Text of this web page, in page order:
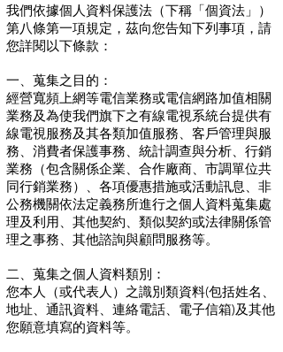
我們依據個人資料保護法（下稱「個資法」）
第八條第一項規定，茲向您告知下列事項，請
您詳閱以下條款：
一、蒐集之目的：
經營寬頻上網等電信業務或電信網路加值相關
業務及為使我們旗下之有線電視系統台提供有
線電視服務及其各類加值服務、客戶管理與服
務、消費者保護事務、統計調查與分析、行銷
業務（包含關係企業、合作廠商、市調單位共
同行銷業務）、各項優惠措施或活動訊息、非
公務機關依法定義務所進行之個人資料蒐集處
理及利用、其他契約、類似契約或法律關係管
理之事務、其他諮詢與顧問服務等。
二、蒐集之個人資料類別：
您本人（或代表人）之識別類資料(包括姓名、
地址、通訊資料、連絡電話、電子信箱)及其他
您願意填寫的資料等。